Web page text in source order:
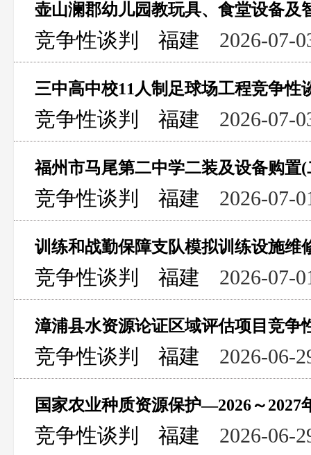
壶山澜郡幼儿园教玩具、食堂设备及
竞争性谈判 福建 2026-07-
三中高中校11人制足球场工程竞争性
竞争性谈判 福建 2026-07-
福州市马尾第二中学二装及设备购置
竞争性谈判 福建 2026-07-
训练和战勤保障支队模拟训练设施维
竞争性谈判 福建 2026-07-
漳浦县水资源论证区域评估项目竞争
竞争性谈判 福建 2026-06-
国家农业种质资源保护—2026～
竞争性谈判 福建 2026-06-